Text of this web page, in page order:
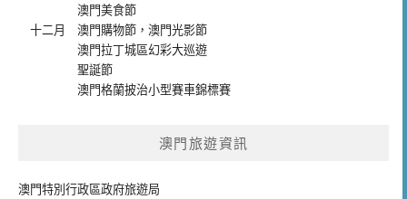
澳門美食節
十二月 澳門購物節 ， 澳門光影節
澳門拉丁城區幻彩大巡遊
聖誕節
澳門格蘭披治小型賽車錦標賽
澳門旅遊資訊
澳門特別行政區政府旅遊局